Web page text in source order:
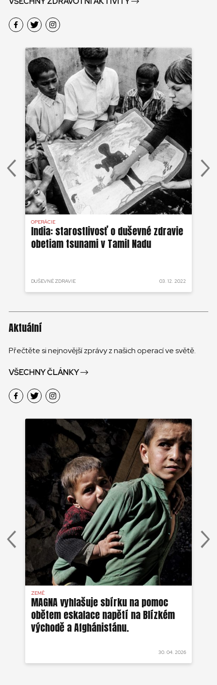
OPERÁCIE
India: starostlivosť o duševné zdravie
obetiam tsunami v Tamil Nadu
DUŠEVNÉ ZDRAVIE 03. 12. 2022
Aktuální
Přečtěte si nejnovější zprávy z našich operací ve světě.
VŠECHNY ČLÁNKY
ZEMĚ
MAGNA vyhlašuje sbírku na pomoc
obětem eskalace napětí na Blízkém
východě a Afghánistánu.
30. 04. 2026